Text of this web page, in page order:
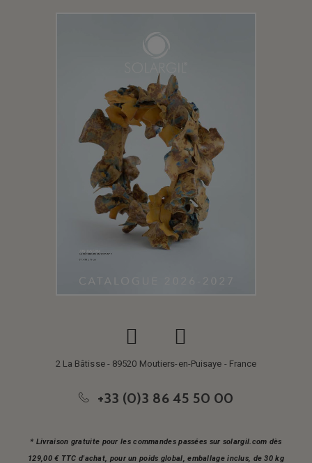
2 La Bâtisse - 89520 Moutiers-en-Puisaye - France
+33 (0)3 86 45 50 00
* Livraison gratuite pour les commandes passées sur solargil.com dès
129,00 € TTC d'achat, pour un poids global, emballage inclus, de 30 kg